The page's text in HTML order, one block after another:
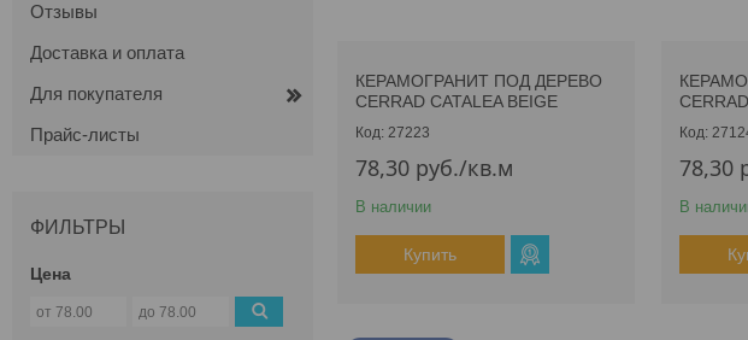
КЕРАМОГРАНИТ ПОД ДЕРЕВО
CERRAD CATALEA BEIGE
27223
78,30 руб./кв.м
В наличии
Купить
78,30
В
Отзывы
Доставка и оплата
Для покупателя
Прайс-листы
ФИЛЬТРЫ
Цена